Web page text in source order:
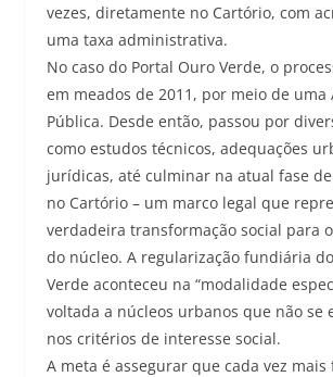
vezes, diretamente no Cartório, com
uma taxa administrativa.
No caso do Portal Ouro Verde, o
em meados de 2011, por meio de uma
Pública. Desde então, passou por
como estudos técnicos, adequações
jurídicas, até culminar na atual fase
no Cartório – um marco legal que
verdadeira transformação social para
do núcleo. A regularização fundiária
Verde aconteceu na “modalidade
voltada a núcleos urbanos que não se
nos critérios de interesse social.
A meta é assegurar que cada vez mais